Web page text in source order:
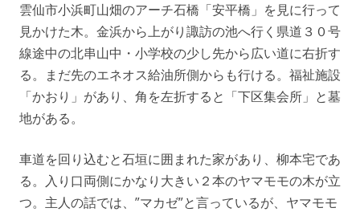
雲仙市小浜町山畑のアーチ石橋「安平橋」を見に行って
見かけた木。金浜から上がり諏訪の池へ行く県道３０号
線途中の北串山中・小学校の少し先から広い道に右折す
る。まだ先のエネオス給油所側からも行ける。福祉施設
「かおり」があり、角を左折すると「下区集会所」と墓
地がある。
車道を回り込むと石垣に囲まれた家があり、柳本宅であ
る。入り口両側にかなり大きい２本のヤマモモの木が立
つ。主人の話では、”マカゼ”と言っているが、ヤマモモ